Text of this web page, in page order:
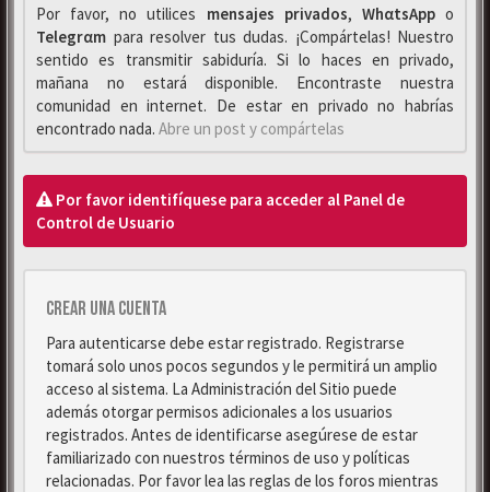
Por favor, no utilices mensajes privados, WhαtsAppo
Telegrαm para resolver tus dudas. ¡Compártelas! Nuestro
sentido es transmitir sabiduría. Si lo haces en privado,
mañana no estará disponible. Encontraste nuestra
comunidad en internet. De estar en privado no habrías
encontrado nada. Abre un post y compártelas
Por favor identifíquese para acceder al Panel de
Control de Usuario
Crear una cuenta
Para autenticarse debe estar registrado. Registrarse
tomará solo unos pocos segundos y le permitirá un amplio
acceso al sistema. La Administración del Sitio puede
además otorgar permisos adicionales a los usuarios
registrados. Antes de identificarse asegúrese de estar
familiarizado con nuestros términos de uso y políticas
relacionadas. Por favor lea las reglas de los foros mientras